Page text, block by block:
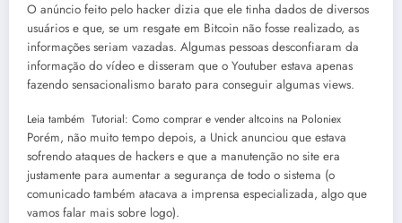
O anúncio feito pelo hacker dizia que ele tinha dados de diversos
usuários e que, se um resgate em Bitcoin não fosse realizado, as
informações seriam vazadas. Algumas pessoas desconfiaram da
informação do vídeo e disseram que o Youtuber estava apenas
fazendo sensacionalismo barato para conseguir algumas views.
Leia também Tutorial: Como comprar e vender altcoins na Poloniex
Porém, não muito tempo depois, a Unick anunciou que estava
sofrendo ataques de hackers e que a manutenção no site era
justamente para aumentar a segurança de todo o sistema (o
comunicado também atacava a imprensa especializada, algo que
vamos falar mais sobre logo).